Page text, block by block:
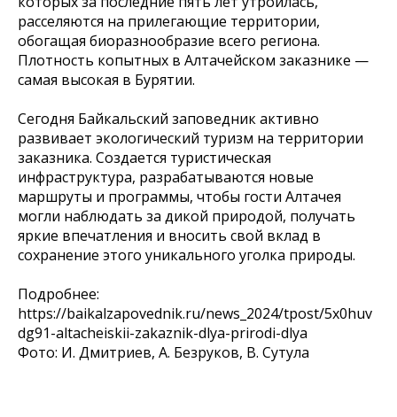
расселяются на прилегающие территории,
обогащая биоразнообразие всего региона.
Плотность копытных в Алтачейском заказнике —
самая высокая в Бурятии.
Сегодня Байкальский заповедник активно
развивает экологический туризм на территории
заказника. Создается туристическая
инфраструктура, разрабатываются новые
маршруты и программы, чтобы гости Алтачея
могли наблюдать за дикой природой, получать
яркие впечатления и вносить свой вклад в
сохранение этого уникального уголка природы.
Подробнее:
https://baikalzapovednik.ru/news_2024/tpost/5x0huv
dg91-altacheiskii-zakaznik-dlya-prirodi-dlya
Фото: И. Дмитриев, А. Безруков, В. Сутула